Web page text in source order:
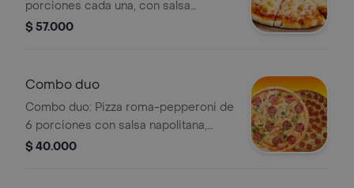
porciones cada una, con salsa
napolitana, mozzarella, jamón y piña
$ 57.000
Combo duo
Combo duo: Pizza roma-pepperoni de
6 porciones con salsa napolitana,
mozzarella, jamón, champiñón,
$ 40.000